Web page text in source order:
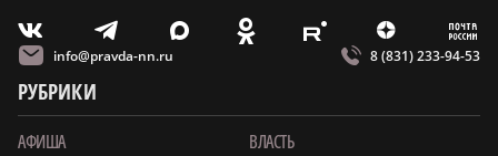
V T X O E Z m
info@pravda-nn.ru 8 (831) 233-94-53
РУБРИКИ
АФИША
ВЛАСТЬ